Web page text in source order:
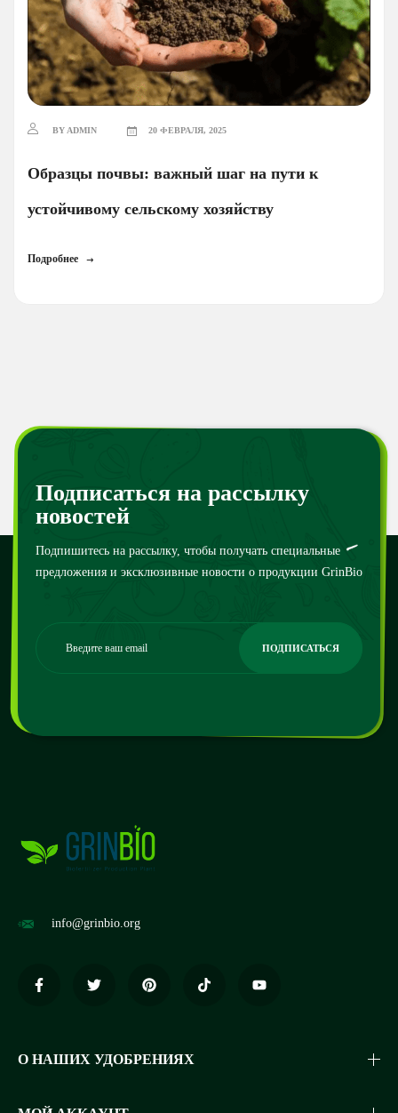
BY ADMIN 20 ФЕВРАЛЯ, 2025
Образцы почвы: важный шаг на пути к
устойчивому сельскому хозяйству
Подробнее
Подписаться на рассылку
новостей
Подпишитесь на рассылку, чтобы получать специальные
предложения и эксклюзивные новости о продукции GrinBio
info@grinbio.org
О НАШИХ УДОБРЕНИЯХ